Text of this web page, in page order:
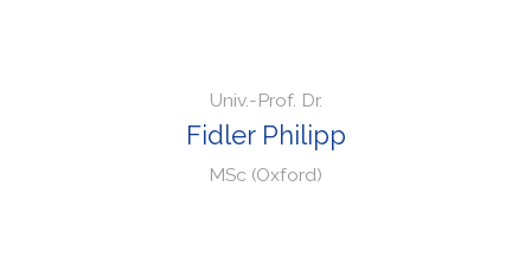
Univ.-Prof. Dr.
Fidler Philipp
MSc (Oxford)